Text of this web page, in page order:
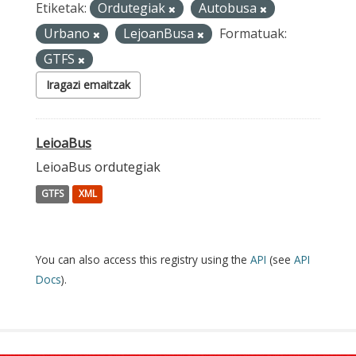
Etiketak: Ordutegiak
Autobusa
Urbano
LejoanBusa
Formatuak:
GTFS
Iragazi emaitzak
LeioaBus
LeioaBus ordutegiak
GTFS XML
You can also access this registry using the API (see API
Docs).